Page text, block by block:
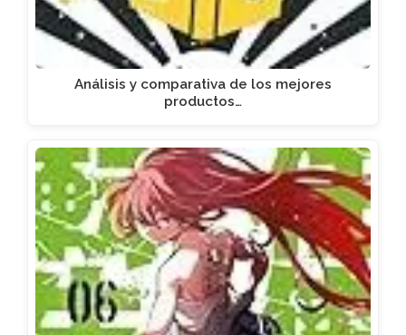
Análisis y comparativa de los mejores
productos…